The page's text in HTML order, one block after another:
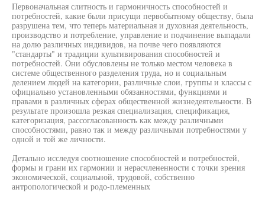
Первоначальная слитность и гармоничность способностей и
потребностей, какие были присущи первобытному обществу, была
разрушена тем, что теперь материальная и духовная деятельность,
производство и потребление, управление и подчинение выпадали
на долю различных индивидов, на почве чего появляются
"стандарты" и традиции культивирования способностей и
потребностей. Они обусловлены не только местом человека в
системе общественного разделения труда, но и социальным
делением людей на категории, различные слои, группы и классы с
официально установленными обязанностями, функциями и
правами в различных сферах общественной жизнедеятельности. В
результате произошла резкая специализация, спецификация,
категоризация, рассогласованность как между различными
способностями, равно так и между различными потребностями у
одной и той же личности.
Детально исследуя соотношение способностей и потребностей,
формы и грани их гармонии и нерасчлененности с точки зрения
экономической, социальной, трудовой, собственно
антропологической и родо-племенных